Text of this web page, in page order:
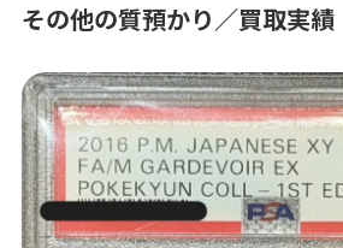
その他の質預かり／買取実績